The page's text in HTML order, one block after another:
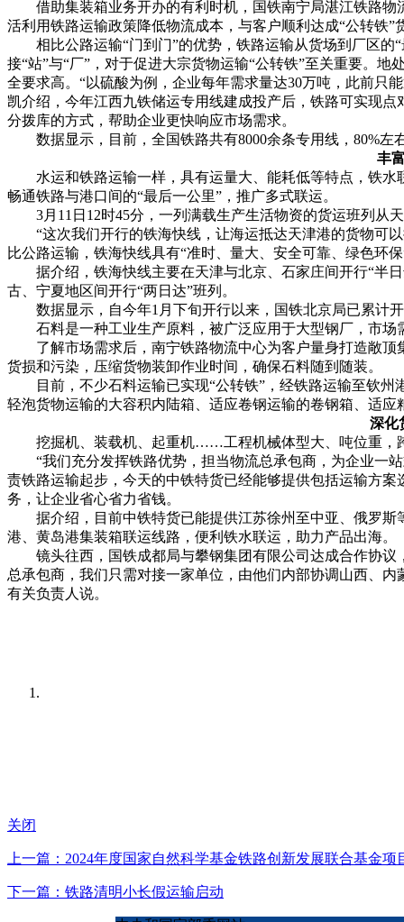
借助集装箱业务开办的有利时机，国铁南宁局湛江铁路物
活利用铁路运输政策降低物流成本，与客户顺利达成“公转铁”
相比公路运输“门到门”的优势，铁路运输从货场到厂区的“
接“站”与“厂”，对于促进大宗货物运输“公转铁”至关重要。
全要求高。“以硫酸为例，企业每年需求量达30万吨，此前只
凯介绍，今年江西九铁储运专用线建成投产后，铁路可实现
分拨库的方式，帮助企业更快响应市场需求。
数据显示，目前，全国铁路共有8000余条专用线，80%左
丰
水运和铁路运输一样，具有运量大、能耗低等特点，铁水
畅通铁路与港口间的“最后一公里”，推广多式联运。
3月11日12时45分，一列满载生产生活物资的货运班列从
“这次我们开行的铁海快线，让海运抵达天津港的货物可以
比公路运输，铁海快线具有“准时、量大、安全可靠、绿色环
据介绍，铁海快线主要在天津与北京、石家庄间开行“半日
古、宁夏地区间开行“两日达”班列。
数据显示，自今年1月下旬开行以来，国铁北京局已累计开
石料是一种工业生产原料，被广泛应用于大型钢厂，市场
了解市场需求后，南宁铁路物流中心为客户量身打造敞顶
货损和污染，压缩货物装卸作业时间，确保石料随到随装。
目前，不少石料运输已实现“公转铁”，经铁路运输至钦州
轻泡货物运输的大容积内陆箱、适应卷钢运输的卷钢箱、适
深化
挖掘机、装载机、起重机……工程机械体型大、吨位重，
“我们充分发挥铁路优势，担当物流总承包商，为企业一站
责铁路运输起步，今天的中铁特货已经能够提供包括运输方
务，让企业省心省力省钱。
据介绍，目前中铁特货已能提供江苏徐州至中亚、俄罗斯
港、黄岛港集装箱联运线路，便利铁水联运，助力产品出海。
镜头往西，国铁成都局与攀钢集团有限公司达成合作协议
总承包商，我们只需对接一家单位，由他们内部协调山西、
有关负责人说。
关闭
上一篇：2024年度国家自然科学基金铁路创新发展联合基金项
下一篇：铁路清明小长假运输启动